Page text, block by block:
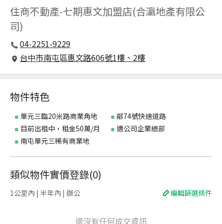
住商不動產-七期惠文加盟店(合瀛地產有限公
司)
04-2251-9229
台中市南屯區惠文路606號1樓、2樓
物件特色
單元三臨20米路商業角地
鄰74號快速道路
目前出租中，租金50萬/月
適公司企業總部
南屯單元三稀有商業地
類似物件實價登錄(0)
1公里內 | 半年內 | 辦公 編輯篩選條件
還沒有任何成交資訊